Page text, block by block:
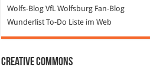
Wolfs-Blog VfL Wolfsburg Fan-Blog
Wunderlist To-Do Liste im Web
Creative Commons